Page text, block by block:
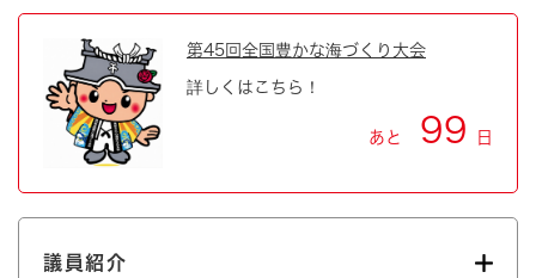
第45回全国豊かな海づくり大会
詳しくはこちら！
あと 99 日
議員紹介